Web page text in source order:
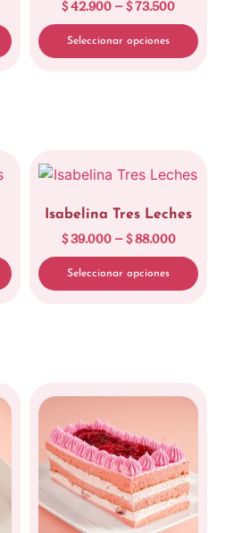
$42.900 – $73.500
Seleccionar opciones
Isabelina Tres Leches
$39.000 – $88.000
Seleccionar opciones